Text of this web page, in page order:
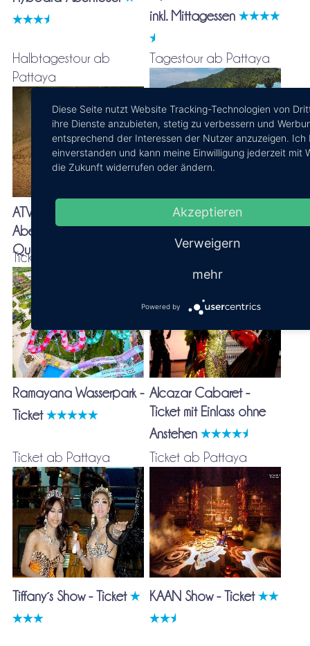
inkl. Mittagessen
Halbtagestour ab
Pattaya
ATV-Gelände-
Abenteuer-Tour - Mit
Quad oder Buggy-Kart
Tagestour ab Pattaya
und andere Aktivitäten
Ticket ab Pattaya
Ramayana Wasserpark -
Ticket
Alcazar Cabaret -
Ticket mit Einlass ohne
Anstehen
Ticket ab Pattaya
Tiffany´s Show - Ticket
Ticket ab Pattaya
KAAN Show - Ticket
Diese Seite nutzt Website Tracking-Technologien von
ihre Dienste anzubieten, stetig zu verbessern und
entsprechend der Interessen der Nutzer anzuzeigen. Ich
einverstanden und kann meine Einwilligung jederzeit mit
die Zukunft widerrufen oder ändern.
Akzeptieren
Verweigern
mehr
Powered by